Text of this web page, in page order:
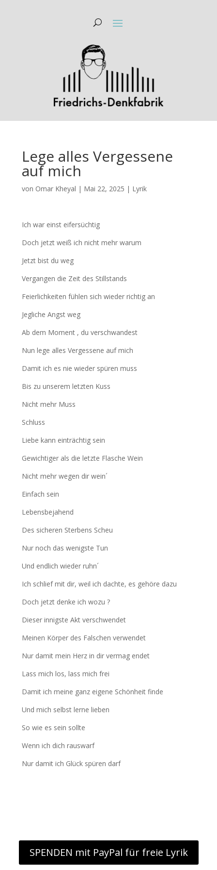
Lege alles Vergessene
auf mich
von Omar Kheyal | Mai 22, 2025 | Lyrik
Ich war einst eifersüchtig
Doch jetzt weiß ich nicht mehr warum
Jetzt bist du weg
Vergangen die Zeit des Stillstands
Feierlichkeiten fühlen sich wieder richtig an
Jegliche Angst weg
Ab dem Moment , du verschwandest
Nun lege alles Vergessene auf mich
Damit ich es nie wieder spüren muss
Bis zu unserem letzten Kuss
Nicht mehr Muss
Schluss
Liebe kann einträchtig sein
Gewichtiger als die letzte Flasche Wein
Nicht mehr wegen dir wein´
Einfach sein
Lebensbejahend
Des sicheren Sterbens Scheu
Nur noch das wenigste Tun
Und endlich wieder ruhn´
Ich schlief mit dir, weil ich dachte, es gehöre dazu
Doch jetzt denke ich wozu ?
Dieser innigste Akt verschwendet
Meinen Körper des Falschen verwendet
Nur damit mein Herz in dir vermag endet
Lass mich los, lass mich frei
Damit ich meine ganz eigene Schönheit finde
Und mich selbst lerne lieben
So wie es sein sollte
Wenn ich dich rauswarf
Nur damit ich Glück spüren darf
SPENDEN mit PayPal für freie Lyrik